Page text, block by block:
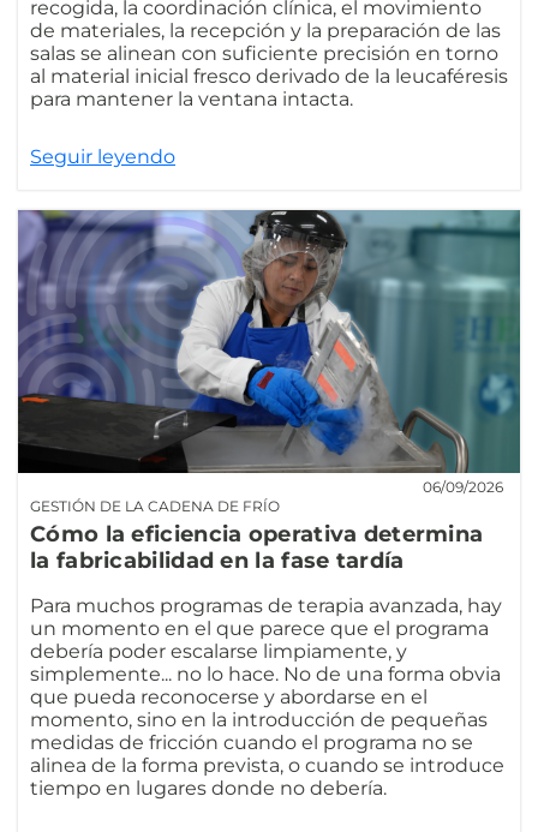
recogida, la coordinación clínica, el movimiento
de materiales, la recepción y la preparación de las
salas se alinean con suficiente precisión en torno
al material inicial fresco derivado de la leucaféresis
para mantener la ventana intacta.
Seguir leyendo
GESTIÓN DE LA CADENA DE FRÍO
06/09/2026
Cómo la eficiencia operativa determina
la fabricabilidad en la fase tardía
Para muchos programas de terapia avanzada, hay
un momento en el que parece que el programa
debería poder escalarse limpiamente, y
simplemente... no lo hace. No de una forma obvia
que pueda reconocerse y abordarse en el
momento, sino en la introducción de pequeñas
medidas de fricción cuando el programa no se
alinea de la forma prevista, o cuando se introduce
tiempo en lugares donde no debería.